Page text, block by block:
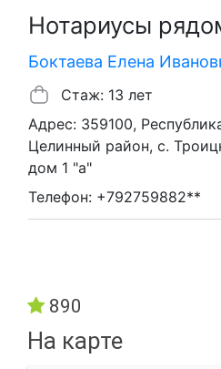
Нотариусы
Боктаева Елена
Стаж: 13 лет
Адрес: 359100,
Целинный район, с.
дом 1 "а"
Телефон: +792759882**
890
На карте